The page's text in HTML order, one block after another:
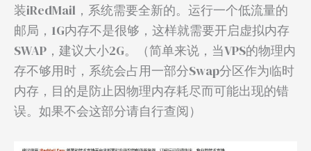
装iRedMail，系统需要全新的。运行一个低流量的
邮局，1G内存不是很够，这样就需要开启虚拟内存
SWAP，建议大小2G。（简单来说，当VPS的物理内
存不够用时，系统会占用一部分Swap分区作为临时
内存，目的是防止因物理内存耗尽而可能出现的错
误。如果不会这部分请自行查阅）